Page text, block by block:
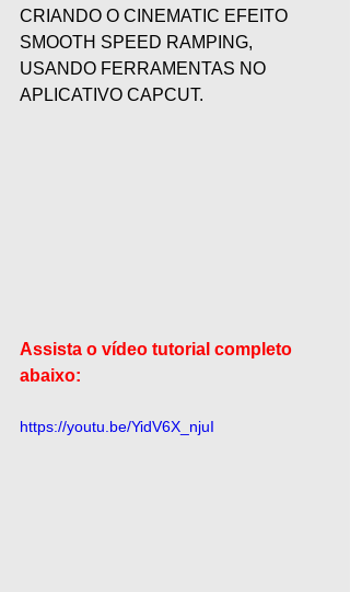
CRIANDO O CINEMATIC EFEITO
SMOOTH SPEED RAMPING,
USANDO FERRAMENTAS NO
APLICATIVO CAPCUT.
Assista o vídeo tutorial completo
abaixo:
https://youtu.be/YidV6X_njuI